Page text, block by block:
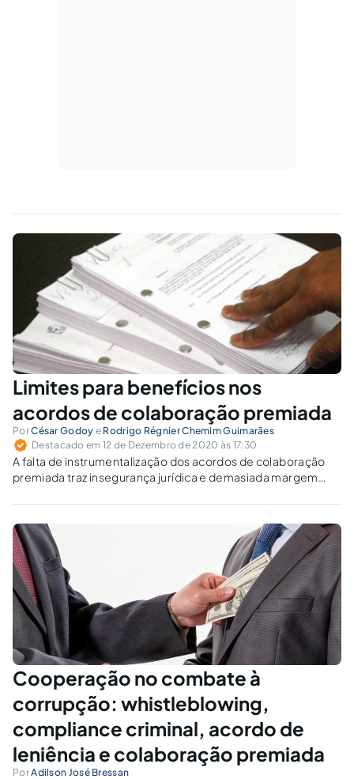
Limites para benefícios nos
acordos de colaboração premiada
PorCésar Godoy e Rodrigo Régnier Chemim Guimarães
Destacado em 12 de Dezembro de 2020 às 17:30
A falta de instrumentalização dos acordos de colaboração
premiada traz insegurança jurídica e demasiada margem
Cooperação no combate à
corrupção: whistleblowing,
compliance criminal, acordo de
leniência e colaboração premiada
PorAdilson José Bressan